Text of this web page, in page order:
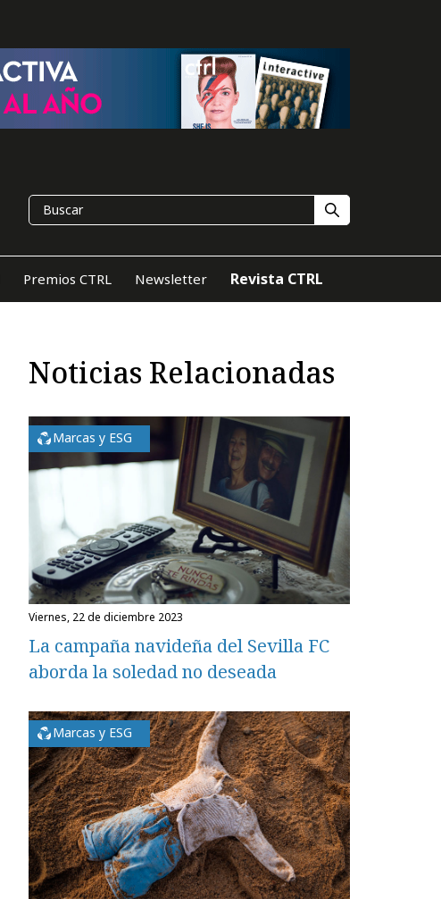
Premios CTRL Newsletter Revista CTRL
Noticias Relacionadas
Marcas y ESG
viernes, 22 de diciembre 2023
La campaña navideña del Sevilla FC
aborda la soledad no deseada
Marcas y ESG